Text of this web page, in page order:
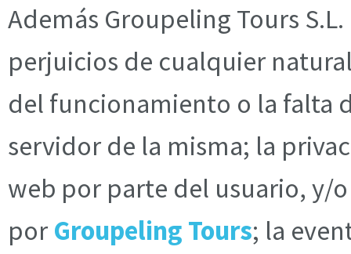
Además Groupeling Tours
perjuicios de cualquier
del funcionamiento o la falta
servidor de la misma; la
web por parte del usuario, y/
porGroupeling Tours; la